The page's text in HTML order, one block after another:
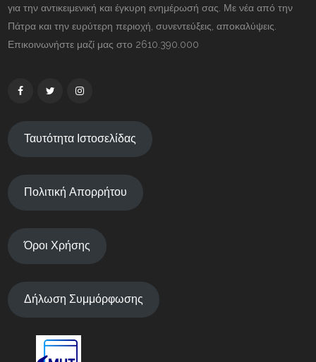
για την αντικειμενική και έγκυρη ενημέρωσή σας. Με νέα από την
Πάτρα και την ευρύτερη περιοχή, συνεντεύξεις, αποκαλύψεις.
Επικοινωνήστε μαζί μας στο 2610.390.000
Ταυτότητα Ιστοσελίδας
Πολιτική Απορρήτου
Όροι Χρήσης
Δήλωση Συμμόρφωσης